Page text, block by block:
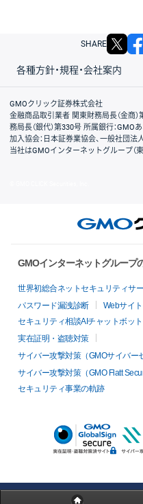
SHARE
各種方針・規程・会社案内
取引規程・約款
サイトマップ
その他のご案内
個人情報保護方針
最良執行方針
サイトのご利用について
ディスクレイマー
信託保全
リスク説明
会社案内
GMOクリック証券株式会社
金融商品取引業者 関東財務局長（金商
務局長（銀代）第330号 所属銀行：
加入協会：日本証券業協会、一般社団
当社はGMOインターネットグループ（
GMOインターネットグループ
世界初総合ネットセキュリティサ
パスワード漏洩診断
Webサイ
セキュリティ相談AIチャットボット
実在証明・盗聴対策
サイバー攻撃対策（GMOサイバー
サイバー攻撃対策（GMO Flatt
セキュリティ事業の軌跡